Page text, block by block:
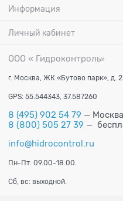
Информация
Личный кабинет
ООО « Гидроконтроль»
г. Москва, ЖК «Бутово парк», д.
GPS: 55.544343, 37.587260
8 (495) 902 54 79 — Москва
8 (800) 505 27 39 —
info@hidrocontrol.ru
Пн-Пт: 09.00-18.00.
Сб, вс: выходной.